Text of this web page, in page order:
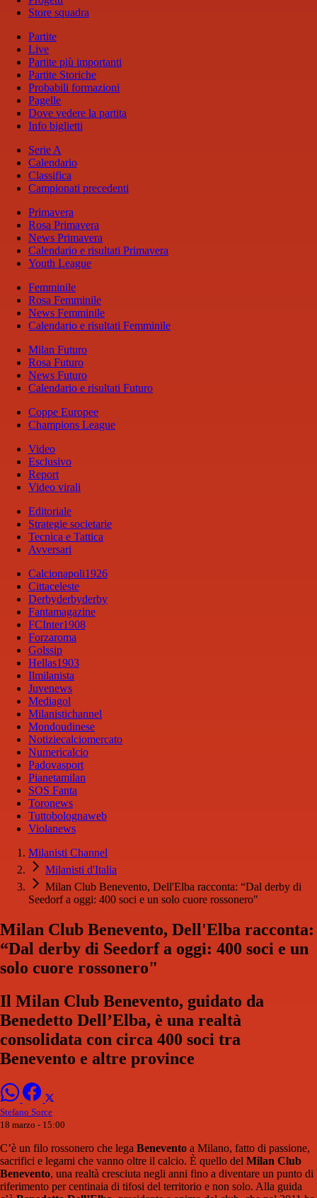
Store squadra
Partite
Live
Partite più importanti
Partite Storiche
Probabili formazioni
Pagelle
Dove vedere la partita
Info biglietti
Serie A
Calendario
Classifica
Campionati precedenti
Primavera
Rosa Primavera
News Primavera
Calendario e risultati Primavera
Youth League
Femminile
Rosa Femminile
News Femminile
Calendario e risultati Femminile
Milan Futuro
Rosa Futuro
News Futuro
Calendario e risultati Futuro
Coppe Europee
Champions League
Video
Esclusivo
Report
Video virali
Editoriale
Strategie societarie
Tecnica e Tattica
Avversari
Calcionapoli1926
Cittaceleste
Derbyderbyderby
Fantamagazine
FCInter1908
Forzaroma
Golssip
Hellas1903
Ilmilanista
Juvenews
Mediagol
Milanistichannel
Mondoudinese
Notiziecalciomercato
Numericalcio
Padovasport
Pianetamilan
SOS Fanta
Toronews
Tuttobolognaweb
Violanews
Milanisti Channel
Milanisti d'Italia
Milan Club Benevento, Dell'Elba racconta: “Dal derby di
Seedorf a oggi: 400 soci e un solo cuore rossonero"
Milan Club Benevento, Dell'Elba racconta:
“Dal derby di Seedorf a oggi: 400 soci e un
solo cuore rossonero"
Il Milan Club Benevento, guidato da
Benedetto Dell’Elba, è una realtà
consolidata con circa 400 soci tra
Benevento e altre province
Stefano Sorce
18 marzo - 15:00
C’è un filo rossonero che lega Benevento a Milano, fatto di passione,
sacrifici e legami che vanno oltre il calcio. È quello del Milan Club
Benevento, una realtà cresciuta negli anni fino a diventare un punto di
riferimento per centinaia di tifosi del territorio e non solo. Alla guida